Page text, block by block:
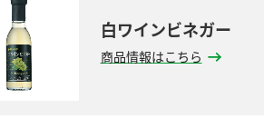
白ワインビネガー
商品情報はこちら